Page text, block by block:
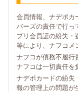
会員情報、ナデポカ
バーズの責任で行っ
プリ会員証の紛失・
等により、ナフコメ
ナフコが債務不履行
ナフコは一切責任を
ナデポカードの紛失
報の管理上の問題が